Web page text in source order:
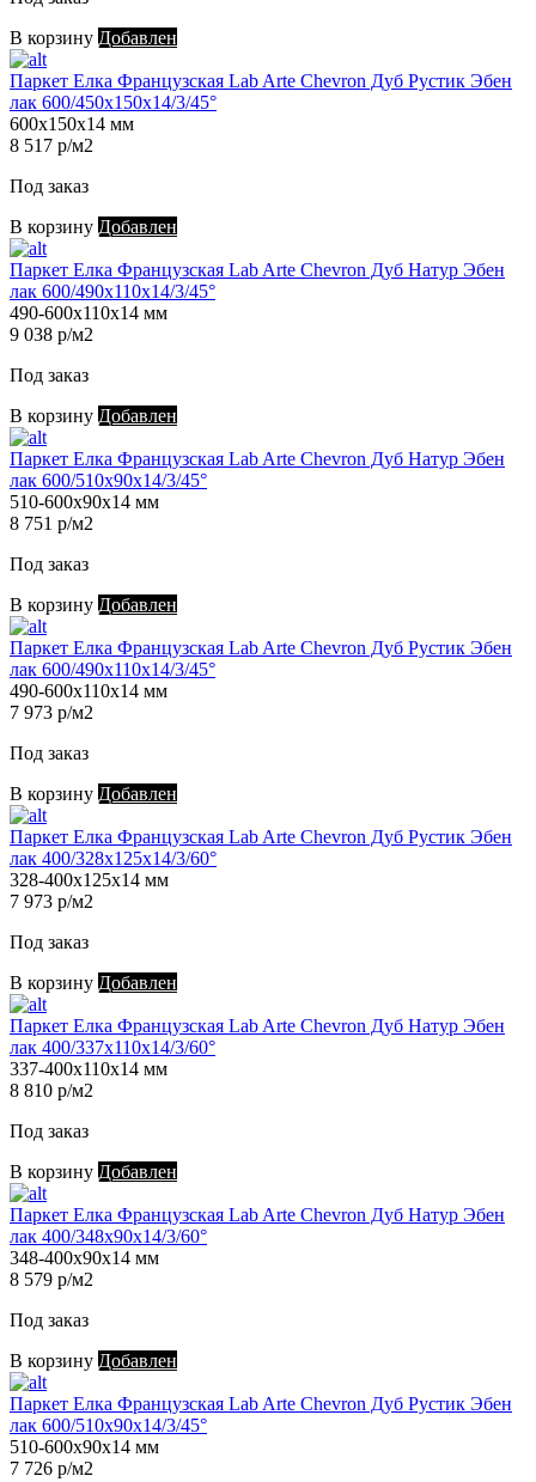
В корзину Добавлен
Паркет Елка Французская Lab Arte Chevron Дуб Рустик Эбен
лак 600/450х150х14/3/45°
600х150х14 мм
8 517 р/м2
Под заказ
В корзину Добавлен
Паркет Елка Французская Lab Arte Chevron Дуб Натур Эбен
лак 600/490х110х14/3/45°
490-600х110х14 мм
9 038 р/м2
Под заказ
В корзину Добавлен
Паркет Елка Французская Lab Arte Chevron Дуб Натур Эбен
лак 600/510х90х14/3/45°
510-600х90х14 мм
8 751 р/м2
Под заказ
В корзину Добавлен
Паркет Елка Французская Lab Arte Chevron Дуб Рустик Эбен
лак 600/490х110х14/3/45°
490-600х110х14 мм
7 973 р/м2
Под заказ
В корзину Добавлен
Паркет Елка Французская Lab Arte Chevron Дуб Рустик Эбен
лак 400/328х125х14/3/60°
328-400х125х14 мм
7 973 р/м2
Под заказ
В корзину Добавлен
Паркет Елка Французская Lab Arte Chevron Дуб Натур Эбен
лак 400/337х110х14/3/60°
337-400х110х14 мм
8 810 р/м2
Под заказ
В корзину Добавлен
Паркет Елка Французская Lab Arte Chevron Дуб Натур Эбен
лак 400/348х90х14/3/60°
348-400х90х14 мм
8 579 р/м2
Под заказ
В корзину Добавлен
Паркет Елка Французская Lab Arte Chevron Дуб Рустик Эбен
лак 600/510х90х14/3/45°
510-600х90х14 мм
7 726 р/м2